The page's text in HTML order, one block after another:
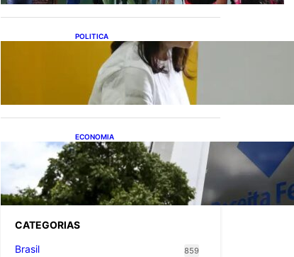
POLITICA
Justiça Eleitoral prevê
orçamento de R$ 13,9
bilhões para 2027; proposta
segue para PLOA
ECONOMIA
Receita Federal: novo
cronograma da reforma
tributária amplia prazo para
o Simples Nacional
CATEGORIAS
Brasil
859